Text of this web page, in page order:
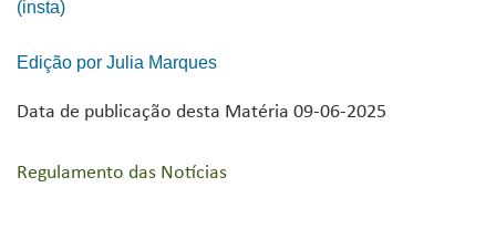
(insta)
Edição por Julia Marques
Data de publicação desta Matéria 09-06-2025
Regulamento das Notícias